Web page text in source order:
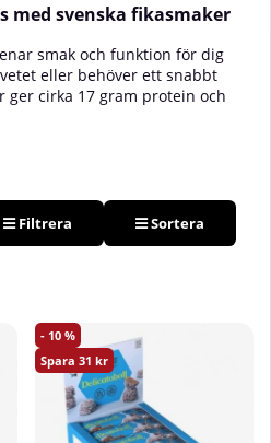
med svenska fikasmaker
smak och funktion för dig
eller behöver ett snabbt
ger cirka 17 gram protein och
ett mer genomtänkt
eller Cookie Range med
tilltalar träningsentusiaster
hälsomedvetna som prioriterar
Filtrera Sortera
10
31